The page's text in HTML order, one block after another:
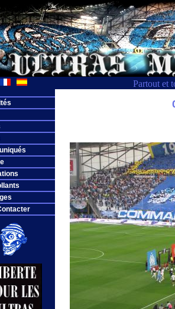
Partout et